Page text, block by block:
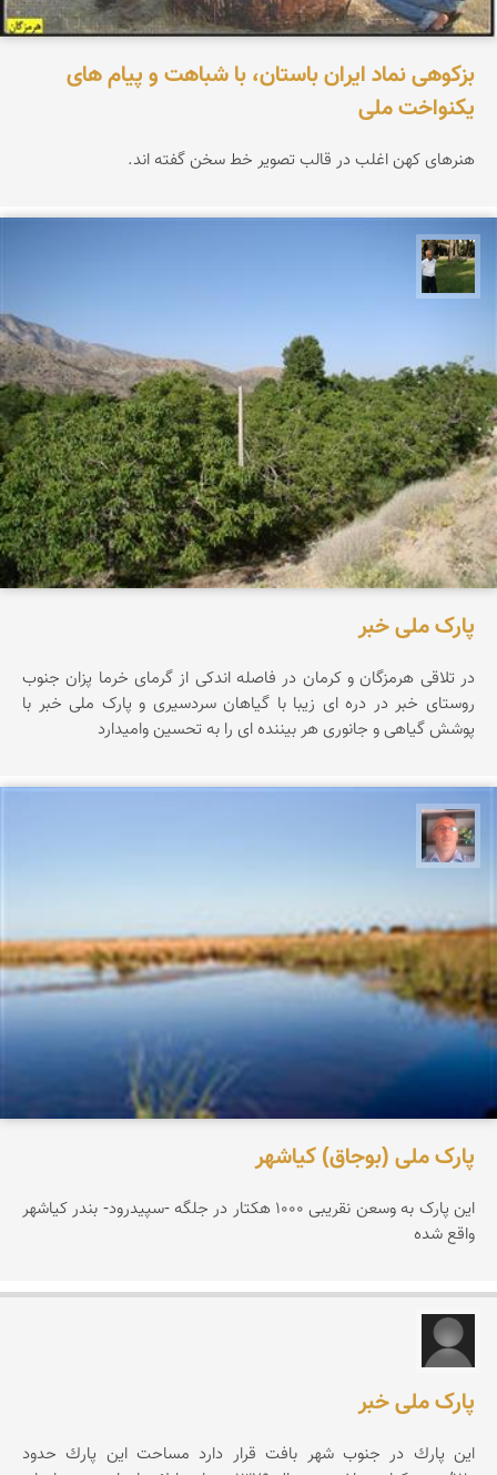
بزکوهی نماد ایران باستان، با شباهت و پیام های
یکنواخت ملی
هنرهای کهن اغلب در قالب تصویر خط سخن گفته اند.
پارک ملی خبر
در تلاقی هرمزگان و کرمان در فاصله اندکی از گرمای خرما پزان جنوب
روستای خبر در دره ای زیبا با گیاهان سردسیری و پارک ملی خبر با
پوشش گیاهی و جانوری هر بیننده ای را به تحسین وامیدارد
پارک ملی (بوجاق) کیاشهر
این پارک به وسعن نقریبی 1000 هکتار در جلگه -سپیدرود- بندر کیاشهر
واقع شده
پارک ملی خبر
این پارك در جنوب شهر بافت قرار دارد مساحت این پارك حدود